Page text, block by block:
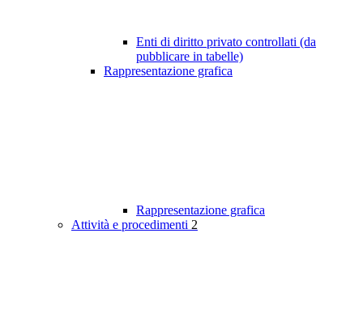
Enti di diritto privato controllati (da
pubblicare in tabelle)
Rappresentazione grafica
Rappresentazione grafica
Attività e procedimenti 2